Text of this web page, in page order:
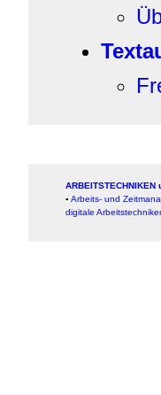
ARBEITSTECHNIKEN
▪ Arbeits- und
digitale